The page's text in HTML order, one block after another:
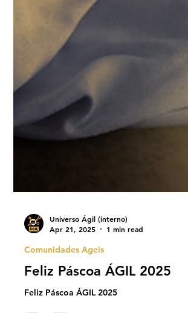
Universo Ágil (interno)
Apr 21, 2025
Comunidades Ageis
Feliz Páscoa ÁGIL 2025